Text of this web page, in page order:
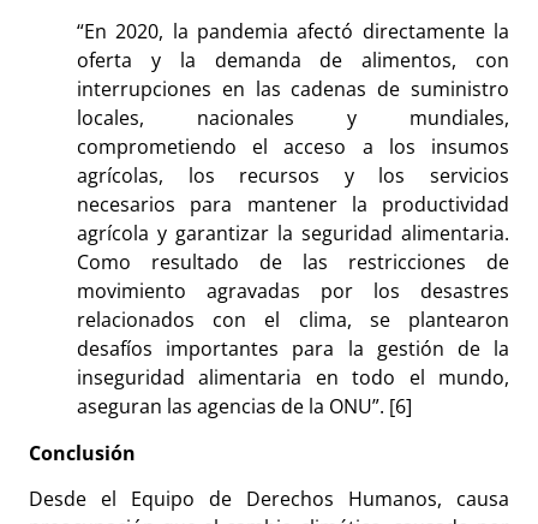
“En 2020, la pandemia afectó directamente la
oferta y la demanda de alimentos, con
interrupciones en las cadenas de suministro
locales, nacionales y mundiales,
comprometiendo el acceso a los insumos
agrícolas, los recursos y los servicios
necesarios para mantener la productividad
agrícola y garantizar la seguridad alimentaria.
Como resultado de las restricciones de
movimiento agravadas por los desastres
relacionados con el clima, se plantearon
desafíos importantes para la gestión de la
inseguridad alimentaria en todo el mundo,
aseguran las agencias de la ONU”. [6]
Conclusión
Desde el Equipo de Derechos Humanos, causa